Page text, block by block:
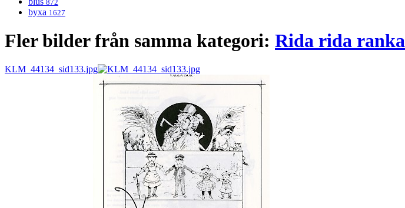
872
byxa 1627
Fler bilder från samma kategori: Rida rida ranka
KLM_44134_sid133.jpg